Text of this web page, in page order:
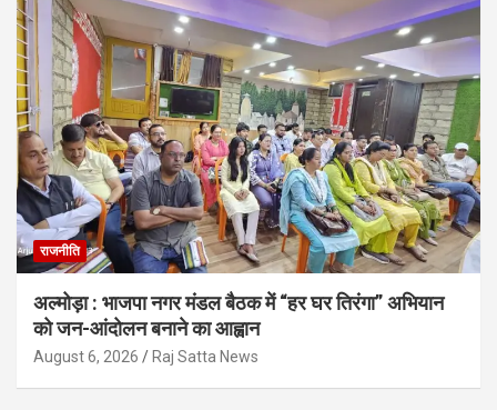
राजनीति
अल्मोड़ा : भाजपा नगर मंडल बैठक में “हर घर तिरंगा” अभियान
को जन-आंदोलन बनाने का आह्वान
August 6, 2026 Raj Satta News